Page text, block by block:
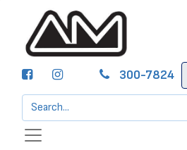
300-7824